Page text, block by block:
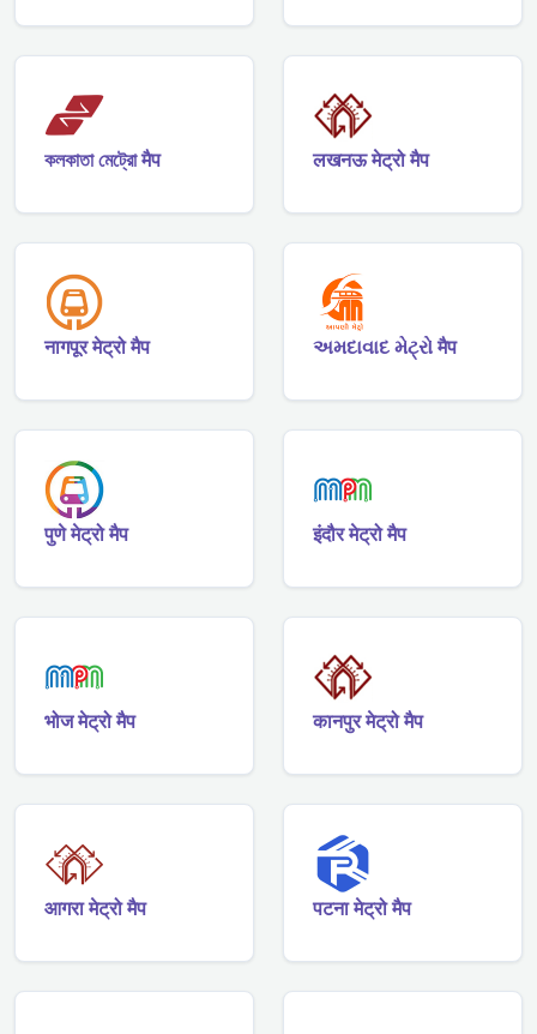
কলকাতা মেট্রো मैप लखनऊ मेट्रो मैप
नागपूर मेट्रो मैप અમદાવાદ મેટ્રો मैप
पुणे मेट्रो मैप इंदौर मेट्रो मैप
भोज मेट्रो मैप कानपुर मेट्रो मैप
आगरा मेट्रो मैप पटना मेट्रो मैप